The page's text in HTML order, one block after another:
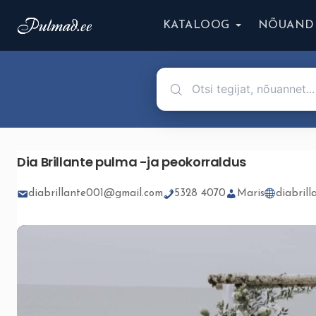
KATALOOG
Dia Brillante pulma -ja peokorraldus
diabrillante001@gmail.com 5328 4070 Maris